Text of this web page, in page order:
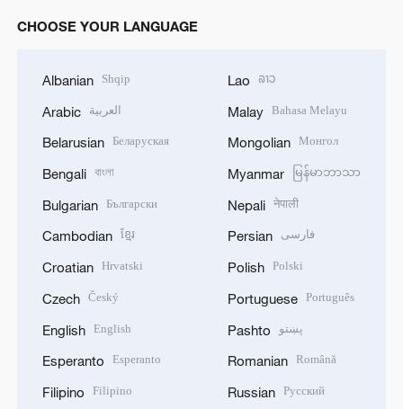
CHOOSE YOUR LANGUAGE
Albanian Shqip
Arabic العربية
Belarusian Беларуская
Bengali বাংলা
Bulgarian Български
Cambodian ខ្មែរ
Croatian Hrvatski
Czech Český
English English
Esperanto Esperanto
Filipino Filipino
Lao ລາວ
Malay Bahasa Melayu
Mongolian Монгол
Myanmar မြန်မာဘာသာ
Nepali नेपाली
Persian فارسی
Polish Polski
Portuguese Português
Pashto پښتو
Romanian Română
Russian Русский